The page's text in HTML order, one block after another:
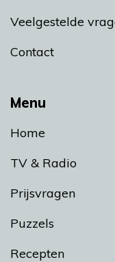
Menu
Home
TV & Radio
Prijsvragen
Puzzels
Recepten
Veelgestelde
Contact